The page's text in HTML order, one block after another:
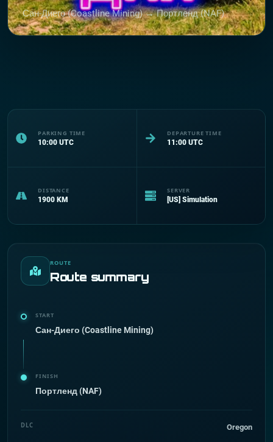
Сан-Диего (Coastline Mining) → Портленд (NAF)
PARKING TIME
10:00 UTC
DEPARTURE TIME
11:00 UTC
DISTANCE
1900 KM
SERVER
[US] Simulation
ROUTE
Route summary
START
Сан-Диего (Coastline Mining)
FINISH
Портленд (NAF)
DLC Oregon